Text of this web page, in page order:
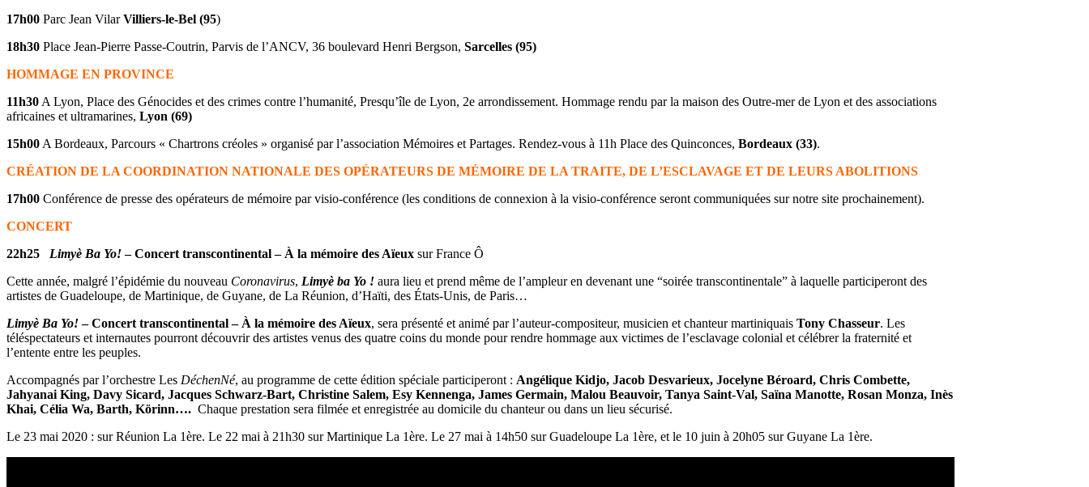
17h00 Parc Jean VilarVilliers-le-Bel (95)
18h30 Place Jean-Pierre Passe-Coutrin, Parvis de l’ANCV, 36 boulevard Henri Bergson, Sarcelles (95)
HOMMAGE EN PROVINCE
11h30 A Lyon, Place des Génocides et des crimes contre l’humanité, Presqu’île de Lyon, 2e arrondissement. Hommage rendu par la maison des Outre-mer de Lyon et des associations
africaines et ultramarines, Lyon (69)
15h00 A Bordeaux, Parcours « Chartrons créoles » organisé par l’association Mémoires et Partages. Rendez-vous à 11h Place des Quinconces, Bordeaux (33).
CRÉATION DE LA COORDINATION NATIONALE DES OPÉRATEURS DE MÉMOIRE DE LA TRAITE, DE L’ESCLAVAGE ET DE LEURS ABOLITIONS
17h00 Conférence de presse des opérateurs de mémoire par visio-conférence (les conditions de connexion à la visio-conférence seront communiquées sur notre site prochainement).
CONCERT
22h25
Limyè Ba Yo!– Concert transcontinental – À la mémoire des Aïeux sur France Ô
Cette année, malgré l’épidémie du nouveau Coronavirus, Limyè ba Yo ! aura lieu et prend même de l’ampleur en devenant une “soirée transcontinentale” à laquelle participeront des
artistes de Guadeloupe, de Martinique, de Guyane, de La Réunion, d’Haïti, des États-Unis, de Paris…
Limyè Ba Yo!– Concert transcontinental – À la mémoire des Aïeux, sera présenté et animé par l’auteur-compositeur, musicien et chanteur martiniquais Tony Chasseur. Les
téléspectateurs et internautes pourront découvrir des artistes venus des quatre coins du monde pour rendre hommage aux victimes de l’esclavage colonial et célébrer la fraternité et
l’entente entre les peuples.
Accompagnés par l’orchestre Les DéchenNé, au programme de cette édition spéciale participeront : Angélique Kidjo, Jacob Desvarieux, Jocelyne Béroard, Chris Combette,
Jahyanai King, Davy Sicard, Jacques Schwarz-Bart, Christine Salem, Esy Kennenga, James Germain, Malou Beauvoir, Tanya Saint-Val, Saïna Manotte, Rosan Monza, Inès
Khai, Célia Wa, Barth, Körinn…. Chaque prestation sera filmée et enregistrée au domicile du chanteur ou dans un lieu sécurisé.
Le 23 mai 2020 : sur Réunion La 1ère. Le 22 mai à 21h30 sur Martinique La 1ère. Le 27 mai à 14h50 sur Guadeloupe La 1ère, et le 10 juin à 20h05 sur Guyane La 1ère.